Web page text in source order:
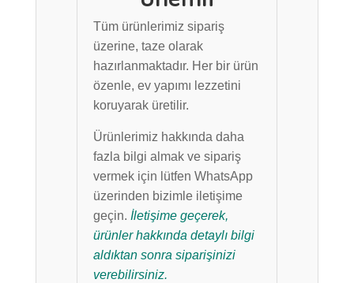
Tüm ürünlerimiz sipariş
üzerine, taze olarak
hazırlanmaktadır. Her bir ürün
özenle, ev yapımı lezzetini
koruyarak üretilir.
Ürünlerimiz hakkında daha
fazla bilgi almak ve sipariş
vermek için lütfen WhatsApp
üzerinden bizimle iletişime
geçin.İletişime geçerek,
ürünler hakkında detaylı bilgi
aldıktan sonra siparişinizi
verebilirsiniz.